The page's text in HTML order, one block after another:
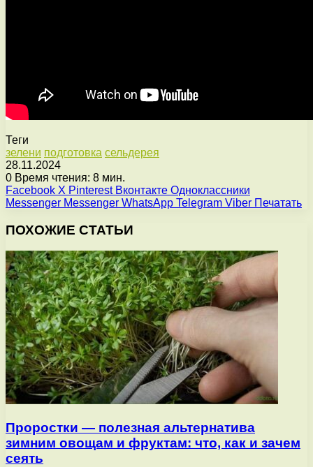
Теги
зелени подготовка сельдерея
28.11.2024
0 Время чтения: 8 мин.
Facebook X Pinterest Вконтакте Одноклассники
Messenger Messenger WhatsApp Telegram Viber Печатать
ПОХОЖИЕ СТАТЬИ
Проростки — полезная альтернатива
зимним овощам и фруктам: что, как и зачем
сеять